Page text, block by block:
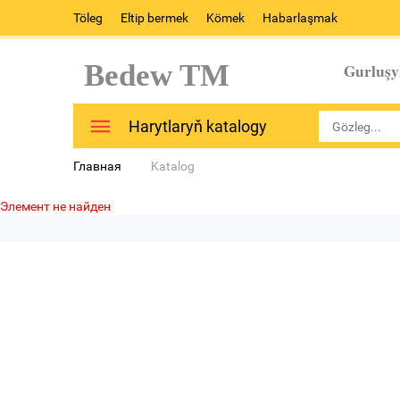
Töleg Eltip bermek Kömek Habarlaşmak
Bedew TM
Harytlaryň katalogy
Главная Katalog
Элемент не найден